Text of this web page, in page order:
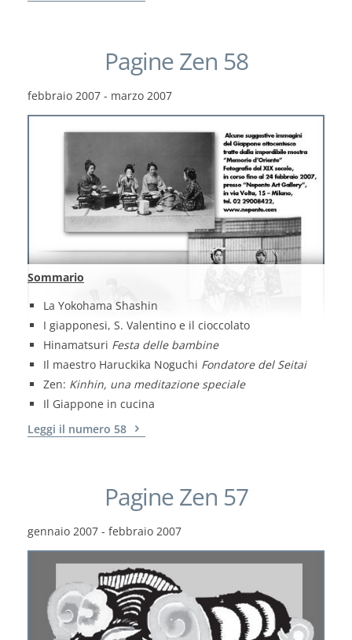
Pagine Zen 58
febbraio 2007 - marzo 2007
Sommario
La Yokohama Shashin
I giapponesi, S. Valentino e il cioccolato
Hinamatsuri Festa delle bambine
Il maestro Haruckika Noguchi Fondatore del Seitai
Zen: Kinhin, una meditazione speciale
Il Giappone in cucina
Leggi il numero 58
Pagine Zen 57
gennaio 2007 - febbraio 2007